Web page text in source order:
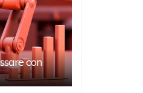
con